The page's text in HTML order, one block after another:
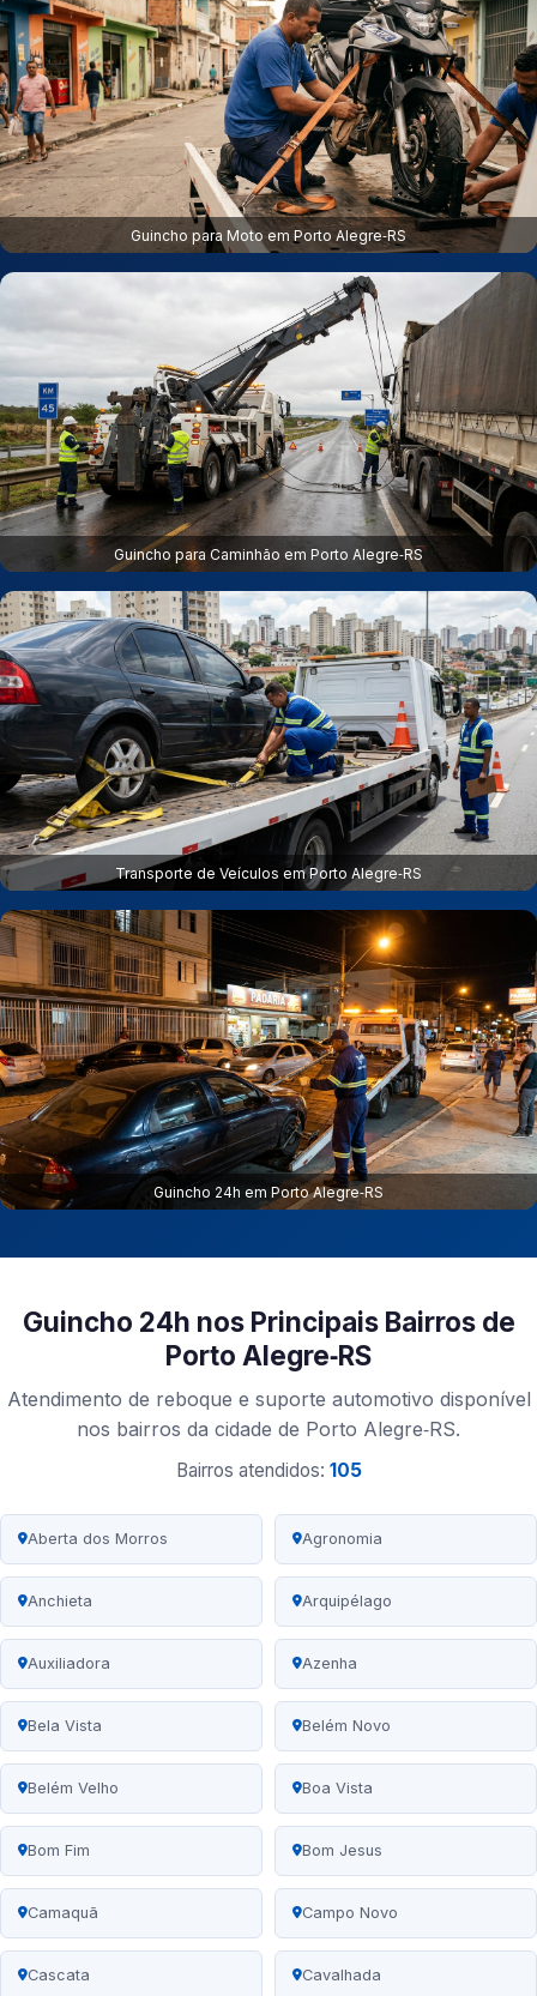
Guincho para Moto em Porto Alegre‑RS
Guincho para Caminhão em Porto Alegre‑RS
Transporte de Veículos em Porto Alegre‑RS
Guincho 24h em Porto Alegre‑RS
Guincho 24h nos Principais Bairros de
Porto Alegre‑RS
Atendimento de reboque e suporte automotivo disponível
nos bairros da cidade de Porto Alegre‑RS.
Bairros atendidos: 105
Aberta dos Morros Agronomia
Anchieta Arquipélago
Auxiliadora Azenha
Bela Vista Belém Novo
Belém Velho Boa Vista
Bom Fim Bom Jesus
Camaquã Campo Novo
Cascata Cavalhada